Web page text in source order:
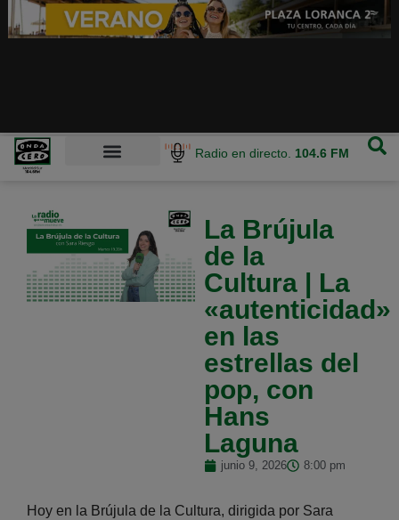
Radio en directo. 104.6 FM
La Brújula
de la
Cultura | La
«autenticidad»
en las
estrellas del
pop, con
Hans
Laguna
junio 9, 2026 8:00 pm
Hoy en la Brújula de la Cultura, dirigida por Sara